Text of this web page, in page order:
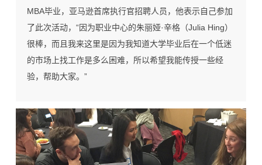
MBA毕业，亚马逊首席执行官招聘人员，他表示自己参加
了此次活动，“因为职业中心的朱丽娅·辛格（Julia Hing）
很棒，而且我来这里是因为我知道大学毕业后在一个低迷
的市场上找工作是多么困难，所以希望我能传授一些经
验，帮助大家。”